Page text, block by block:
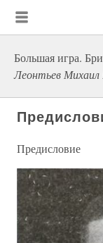
Большая игра.
Леонтьев Михаил
Предисловие